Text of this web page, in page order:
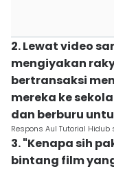
2. Lewat video
mengiyakan
bertransaksi
mereka ke
dan berburu
Respons Aul Tutorial
3. "Kenapa sih
bintang film